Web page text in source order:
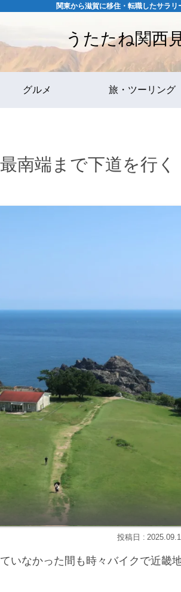
関東から滋賀に移住・転職したサラリ
うたたね関西
グルメ 旅・ツーリング
南端まで下道を行く
いなかった間も時々バイクで近畿